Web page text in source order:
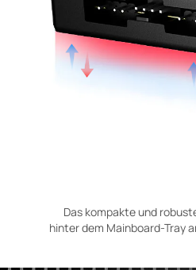
Das kompakte und
hinter dem Mainboard-Tray